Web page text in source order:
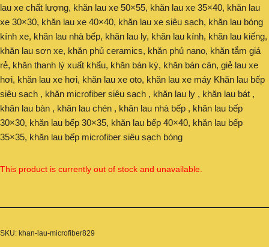
lau xe chất lượng, khăn lau xe 50×55, khăn lau xe 35×40, khăn lau
xe 30×30, khăn lau xe 40×40, khăn lau xe siêu sạch, khăn lau bóng
kính xe, khăn lau nhà bếp, khăn lau ly, khăn lau kính, khăn lau kiếng,
khăn lau sơn xe, khăn phủ ceramics, khăn phủ nano, khăn tắm giá
rẻ, khăn thanh lý xuất khẩu, khăn bán ký, khăn bán cân, giẻ lau xe
hơi, khăn lau xe hơi, khăn lau xe oto, khăn lau xe máy Khăn lau bếp
siêu sạch , khăn microfiber siêu sạch , khăn lau ly , khăn lau bát ,
khăn lau bàn , khăn lau chén , khăn lau nhà bếp , khăn lau bếp
30×30, khăn lau bếp 30×35, khăn lau bếp 40×40, khăn lau bếp
35×35, khăn lau bếp microfiber siêu sạch bóng
This product is currently out of stock and unavailable.
SKU: khan-lau-microfiber829